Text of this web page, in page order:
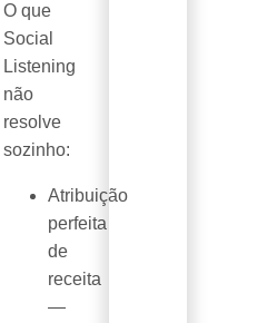
O que
Social
Listening
não
resolve
sozinho:
Atribuição
perfeita
de
receita
—